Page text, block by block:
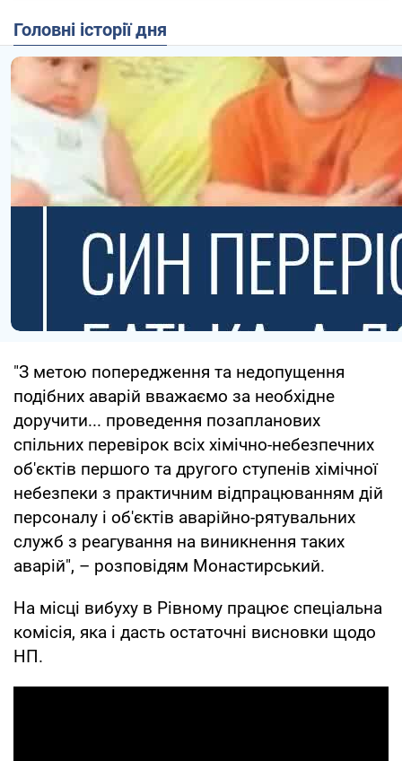
Головні історії дня
"З метою попередження та недопущення
подібних аварій вважаємо за необхідне
доручити... проведення позапланових
спільних перевірок всіх хімічно-небезпечних
об'єктів першого та другого ступенів хімічної
небезпеки з практичним відпрацюванням дій
персоналу і об'єктів аварійно-рятувальних
служб з реагування на виникнення таких
аварій", – розповідям Монастирський.
На місці вибуху в Рівному працює спеціальна
комісія, яка і дасть остаточні висновки щодо
НП.